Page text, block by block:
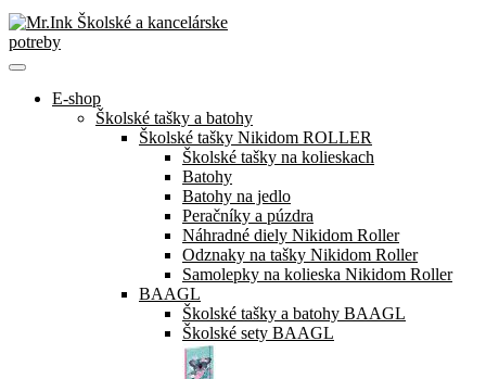
E-shop
Školské tašky a batohy
Školské tašky Nikidom ROLLER
Školské tašky na kolieskach
Batohy
Batohy na jedlo
Peračníky a púzdra
Náhradné diely Nikidom Roller
Odznaky na tašky Nikidom Roller
Samolepky na kolieska Nikidom Roller
BAAGL
Školské tašky a batohy BAAGL
Školské sety BAAGL